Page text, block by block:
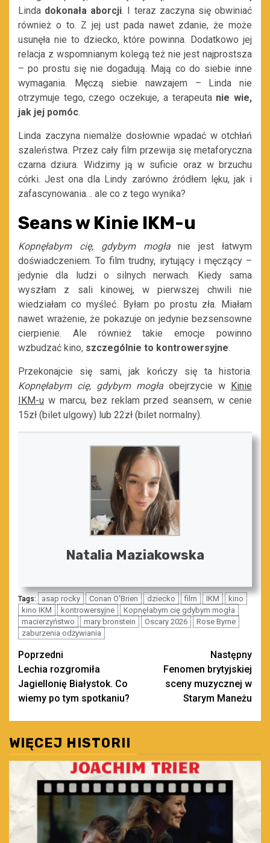
Linda dokonała aborcji. I teraz zaczyna się obwiniać
również o to. Z jej ust pada nawet zdanie, że może
usunęła nie to dziecko, które powinna. Dodatkowo jej
relacja z wspomnianym kolegą też nie jest najprostsza
– po prostu się nie dogadują. Mają co do siebie inne
wymagania. Męczą siebie nawzajem – Linda nie
otrzymuje tego, czego oczekuje, a terapeuta nie wie,
jak jej pomóc.
Linda zaczyna niemalże dosłownie wpadać w otchłań
szaleństwa. Przez cały film przewija się metaforyczna
czarna dziura. Widzimy ją w suficie oraz w brzuchu
córki. Jest ona dla Lindy zarówno źródłem lęku, jak i
zafascynowania… ale co z tego wynika?
Seans w Kinie IKM-u
Kopnęłabym cię, gdybym mogłanie jest łatwym
doświadczeniem. To film trudny, irytujący i męczący –
jedynie dla ludzi o silnych nerwach. Kiedy sama
wyszłam z sali kinowej, w pierwszej chwili nie
wiedziałam co myśleć. Byłam po prostu zła. Miałam
nawet wrażenie, że pokazuje on jedynie bezsensowne
cierpienie. Ale również takie emocje powinno
wzbudzać kino, szczególnie to kontrowersyjne.
Przekonajcie się sami, jak kończy się ta historia.
Kopnęłabym cię, gdybym mogła obejrzycie w
Kinie
IKM-u w marcu, bez reklam przed seansem, w cenie
15zł (bilet ulgowy) lub 22zł (bilet normalny).
Natalia Maziakowska
Tags: asap rocky Conan O'Brien dziecko film IKM
kino
kino IKM
kontrowersyjne
Kopnęłabym cię gdybym mogła
macierzyństwo
mary bronstein Oscary 2026
Rose Byrne
zaburzenia odżywiania
Zobacz
wpisy
Poprzedni
Lechia rozgromiła
Jagiellonię Białystok. Co
wiemy po tym spotkaniu?
Następny
Fenomen brytyjskiej
sceny muzycznej w
Starym Maneżu
WIĘCEJ HISTORII